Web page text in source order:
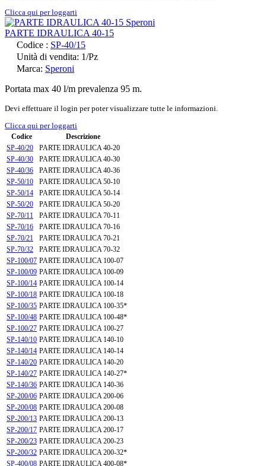
Clicca qui per loggarti
PARTE IDRAULICA 40-15
Codice : SP-40/15
Unità di vendita: 1/Pz
Marca: Speroni
Portata max 40 l/m prevalenza 95 m.
Devi effettuare il login per poter visualizzare tutte le informazioni.
Clicca qui per loggarti
Codice
Descrizione
SP-40/20
PARTE IDRAULICA 40-20
SP-40/30
PARTE IDRAULICA 40-30
SP-40/36
PARTE IDRAULICA 40-36
SP-50/10
PARTE IDRAULICA 50-10
SP-50/14
PARTE IDRAULICA 50-14
SP-50/20
PARTE IDRAULICA 50-20
SP-70/11
PARTE IDRAULICA 70-11
SP-70/16
PARTE IDRAULICA 70-16
SP-70/21
PARTE IDRAULICA 70-21
SP-70/32
PARTE IDRAULICA 70-32
SP-100/07 PARTE IDRAULICA 100-07
SP-100/09 PARTE IDRAULICA 100-09
SP-100/14 PARTE IDRAULICA 100-14
SP-100/18 PARTE IDRAULICA 100-18
SP-100/35 PARTE IDRAULICA 100-35*
SP-100/48 PARTE IDRAULICA 100-48*
SP-100/27 PARTE IDRAULICA 100-27
SP-140/10 PARTE IDRAULICA 140-10
SP-140/14 PARTE IDRAULICA 140-14
SP-140/20 PARTE IDRAULICA 140-20
SP-140/27 PARTE IDRAULICA 140-27*
SP-140/36 PARTE IDRAULICA 140-36
SP-200/06 PARTE IDRAULICA 200-06
SP-200/08 PARTE IDRAULICA 200-08
SP-200/13 PARTE IDRAULICA 200-13
SP-200/17 PARTE IDRAULICA 200-17
SP-200/23 PARTE IDRAULICA 200-23
SP-200/32 PARTE IDRAULICA 200-32*
SP-400/08 PARTE IDRAULICA 400-08*